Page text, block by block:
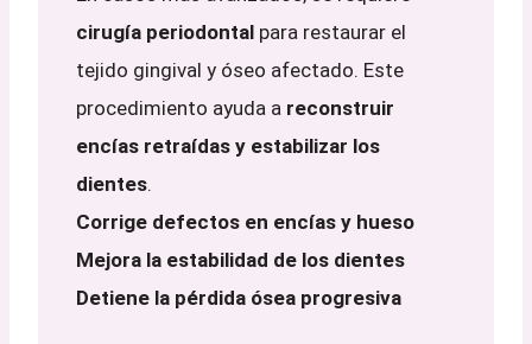
cirugía periodontal para restaurar el
tejido gingival y óseo afectado. Este
procedimiento ayuda a reconstruir
encías retraídas y estabilizar los
dientes.
Corrige defectos en encías y hueso
Mejora la estabilidad de los dientes
Detiene la pérdida ósea progresiva